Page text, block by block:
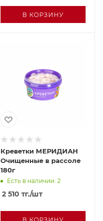
В КОРЗИНУ
Креветки МЕРИДИАН
Очищенные в рассоле
180г
Есть в наличии: 2
2 510 тг./шт